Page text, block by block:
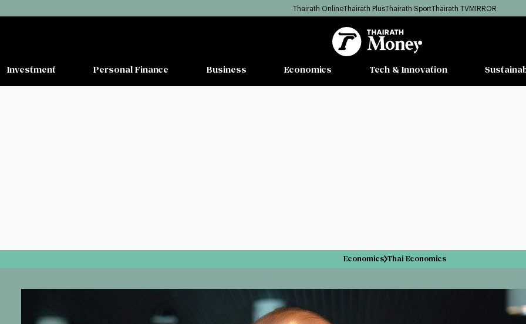
Thairath OnlineThairath PlusThairath SportThairath TVMIRROR
Investment Personal Finance Business Economics Tech & Innovation
Economics Thai Economics